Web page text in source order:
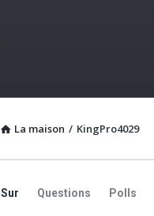
La maison / KingPro4029
Sur Questions Polls